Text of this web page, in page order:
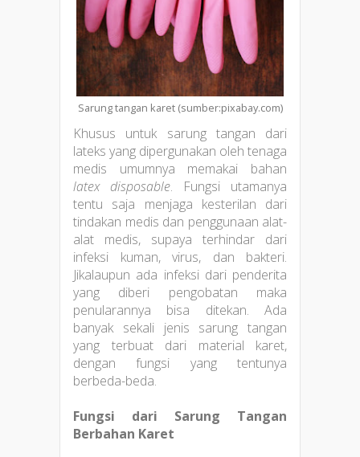
Sarung tangan karet (sumber:pixabay.com)
Khusus untuk sarung tangan dari
lateks yang dipergunakan oleh tenaga
medis umumnya memakai bahan
latex disposable. Fungsi utamanya
tentu saja menjaga kesterilan dari
tindakan medis dan penggunaan alat-
alat medis, supaya terhindar dari
infeksi kuman, virus, dan bakteri.
Jikalaupun ada infeksi dari penderita
yang diberi pengobatan maka
penularannya bisa ditekan. Ada
banyak sekali jenis sarung tangan
yang terbuat dari material karet,
dengan fungsi yang tentunya
berbeda-beda.
Fungsi dari Sarung Tangan
Berbahan Karet